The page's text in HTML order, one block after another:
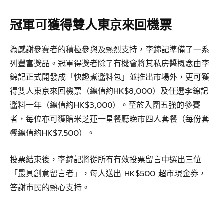
冠軍可獲得雙人東京來回機票
為感謝參賽者的積極參與及熱烈支持，李錦記準備了一系
列豐富獎品。冠軍得獎者除了有機會將其私房醬概念由李
錦記正式開發成「快趣煮醬料包」並推出市場外，更可獲
得雙人東京來回機票（總值約HK$8,000）及任選李錦記
醬料一年（總值約HK$3,000）。至於入圍五強的參賽
者，每位亦可獲贈米芝蓮一星餐廳晚市四人套餐（每份套
餐總值約HK$7,500）。
投票結束後，李錦記將從所有有效投票留言中選出三位
「最具創意留言者」，每人送出 HK$500 超市現金券，
答謝市民的熱心支持。